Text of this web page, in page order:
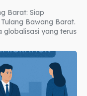
Barat: Siap
Bawang Barat.
globalisasi yang terus